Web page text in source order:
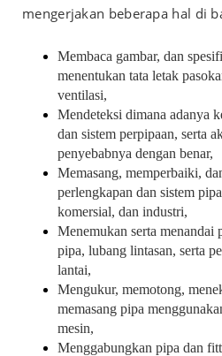
mengerjakan beberapa hal di
Membaca gambar, dan
menentukan tata letak
ventilasi,
Mendeteksi dimana adanya
dan sistem perpipaan, serta
penyebabnya dengan benar,
Memasang, memperbaiki,
perlengkapan dan sistem
komersial, dan industri,
Menemukan serta menandai
pipa, lubang lintasan, serta
lantai,
Mengukur, memotong,
memasang pipa
mesin,
Menggabungkan pipa dan